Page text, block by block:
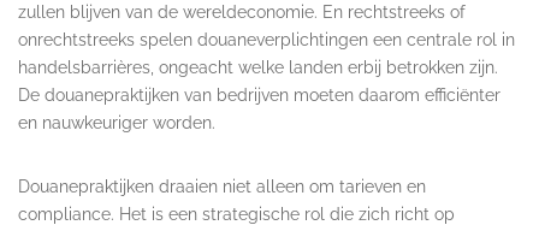
zullen blijven van de wereldeconomie. En rechtstreeks of
onrechtstreeks spelen douaneverplichtingen een centrale rol in
handelsbarrières, ongeacht welke landen erbij betrokken zijn.
De douanepraktijken van bedrijven moeten daarom efficiënter
en nauwkeuriger worden.
Douanepraktijken draaien niet alleen om tarieven en
compliance. Het is een strategische rol die zich richt op